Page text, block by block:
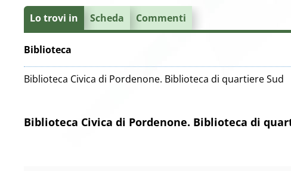
Lo trovi in Scheda Commenti
Biblioteca
Biblioteca Civica di Pordenone. Biblioteca di quartiere Sud
Biblioteca Civica di Pordenone. Biblioteca di